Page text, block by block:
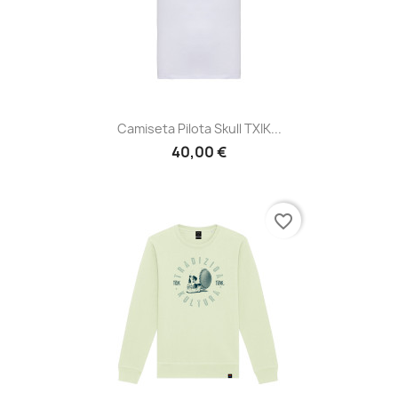
Camiseta Pilota Skull TXIK...
40,00 €
favorite_border